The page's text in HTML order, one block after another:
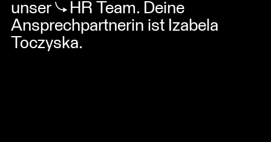
unser
HR Team. Deine
Ansprechpartnerin ist Izabela
Toczyska.